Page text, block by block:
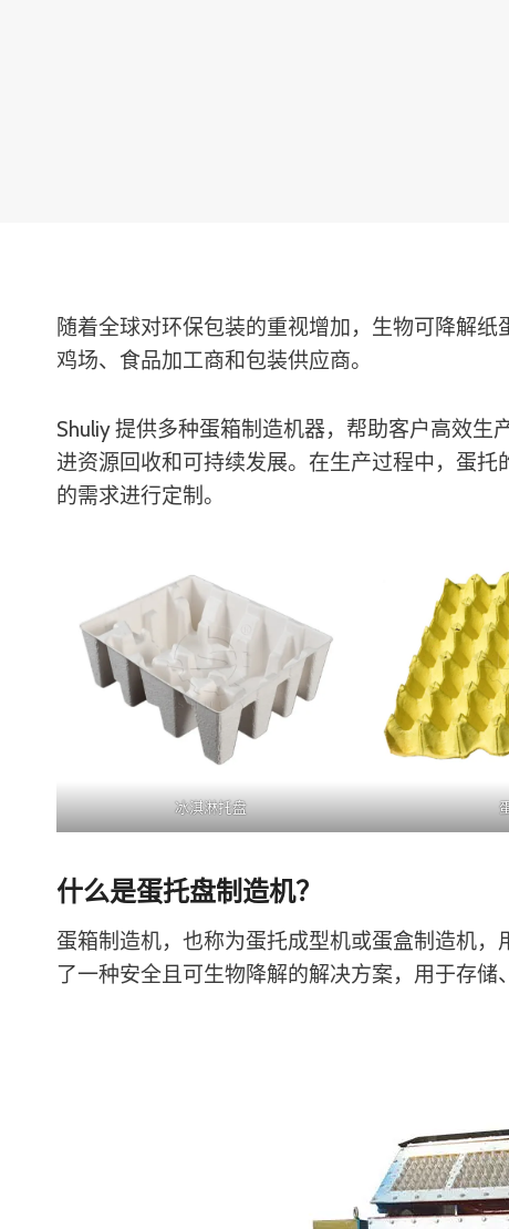
随着全球对环保包装的重视增加，生物可降解
鸡场、食品加工商和包装供应商。
Shuliy 提供多种蛋箱制造机器，帮助客户高效
进资源回收和可持续发展。在生产过程中，蛋
的需求进行定制。
冰淇淋托盘
什么是蛋托盘制造机？
蛋箱制造机，也称为蛋托成型机或蛋盒制造机
了一种安全且可生物降解的解决方案，用于存储